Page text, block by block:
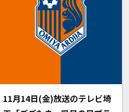
11月14日(金)放送のテレビ埼